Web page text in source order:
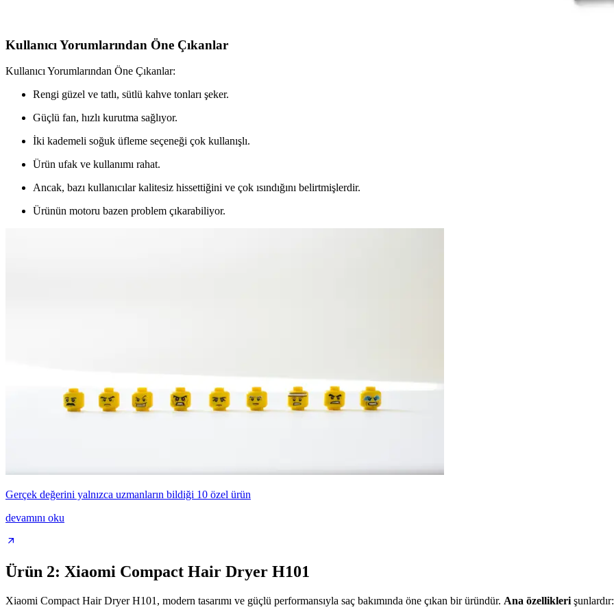
İki popüler saç kurutma makinesi Grundig HD 2260 ve Philips BHD350/06'nın özellikleri, performansları ve kullanıcı yorumlarıyla detaylı
Kullanıcı Yorumlarından Öne Çıkanlar
Kullanıcı Yorumlarından Öne Çıkanlar:
Rengi güzel ve tatlı, sütlü kahve tonları şeker.
Güçlü fan, hızlı kurutma sağlıyor.
İki kademeli soğuk üfleme seçeneği çok kullanışlı.
Ürün ufak ve kullanımı rahat.
Ancak, bazı kullanıcılar kalitesiz hissettiğini ve çok ısındığını belirtmişlerdir.
Ürünün motoru bazen problem çıkarabiliyor.
Gerçek değerini yalnızca uzmanların bildiği 10 özel ürün
devamını oku
Ürün 2: Xiaomi Compact Hair Dryer H101
Xiaomi Compact Hair Dryer H101, modern tasarımı ve güçlü performansıyla saç bakımında öne çıkan bir üründür. Ana özellikleri şunlardır: